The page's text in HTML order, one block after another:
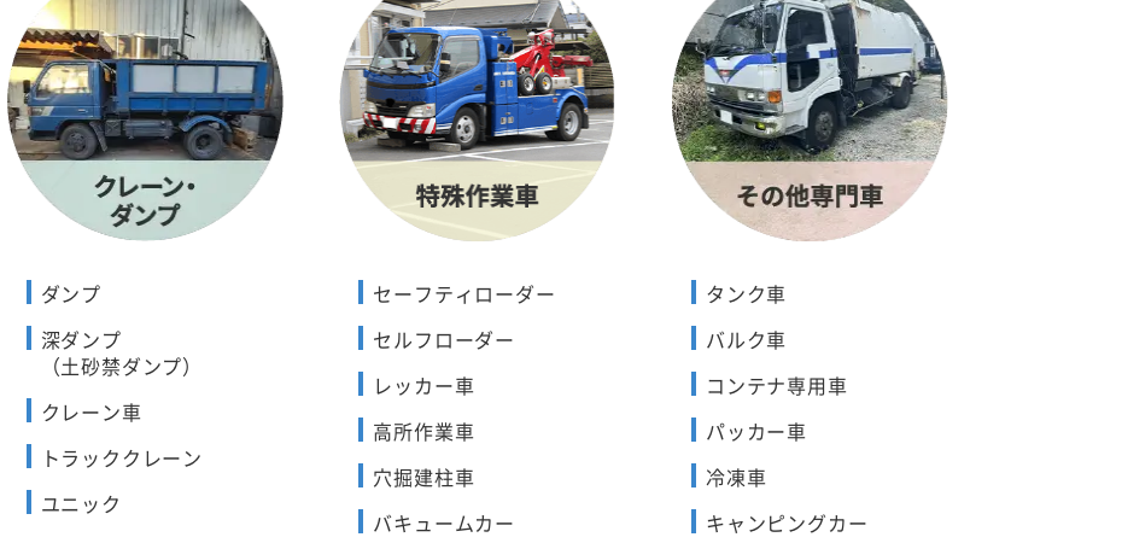
ダンプ
深ダンプ
（土砂禁ダンプ）
クレーン車
トラッククレーン
ユニック
セーフティローダー
セルフローダー
レッカー車
高所作業車
穴掘建柱車
バキュームカー
タンク車
バルク車
コンテナ専用車
パッカー車
冷凍車
キャンピングカー